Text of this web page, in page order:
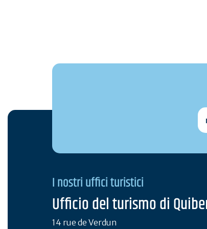
I nostri uffici turistici
Ufficio del turismo di
14 rue de Verdun